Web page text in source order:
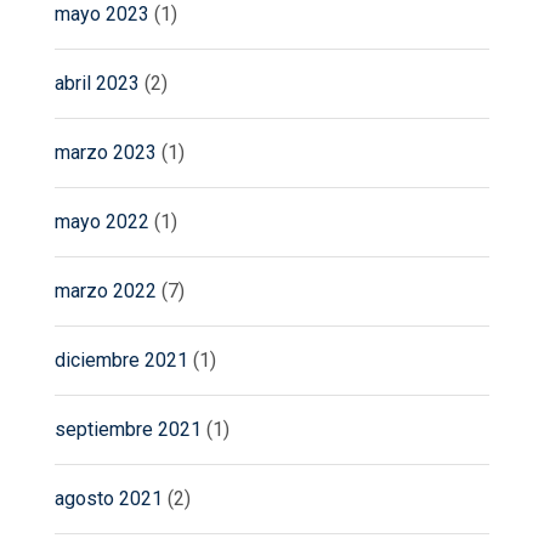
mayo 2023 (1)
abril 2023 (2)
marzo 2023 (1)
mayo 2022 (1)
marzo 2022 (7)
diciembre 2021 (1)
septiembre 2021 (1)
agosto 2021 (2)